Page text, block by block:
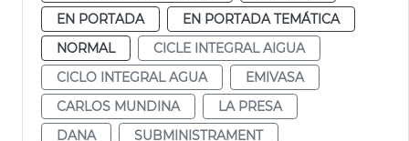
EN PORTADA
EN PORTADA TEMÁTICA
NORMAL
CICLE INTEGRAL AIGUA
CICLO INTEGRAL AGUA
EMIVASA
CARLOS MUNDINA
LA PRESA
DANA
SUBMINISTRAMENT